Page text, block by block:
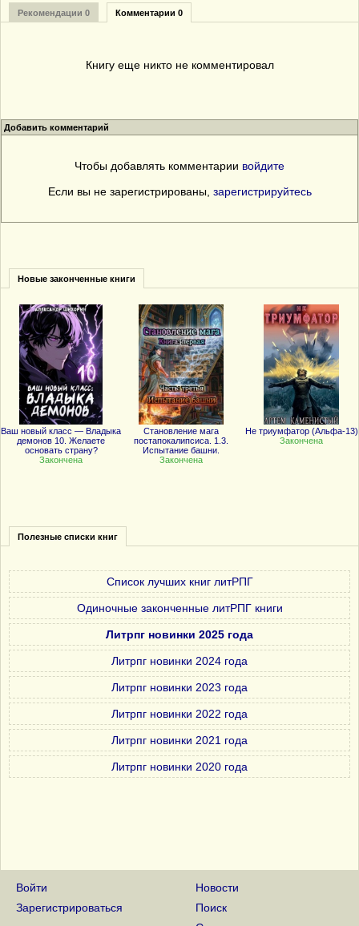
Рекомендации 0 Комментарии 0
Книгу еще никто не комментировал
Добавить комментарий
Чтобы добавлять комментарии войдите
Если вы не зарегистрированы, зарегистрируйтесь
Новые законченные книги
Ваш новый класс — Владыка
демонов 10. Желаете
основать страну?
Закончена
Становление мага
постапокалипсиса. 1.3.
Испытание башни.
Закончена
Не триумфатор (Альфа-13)
Закончена
Полезные списки книг
Список лучших книг литРПГ
Одиночные законченные литРПГ книги
Литрпг новинки 2025 года
Литрпг новинки 2024 года
Литрпг новинки 2023 года
Литрпг новинки 2022 года
Литрпг новинки 2021 года
Литрпг новинки 2020 года
Войти
Зарегистрироваться
Новости
Поиск